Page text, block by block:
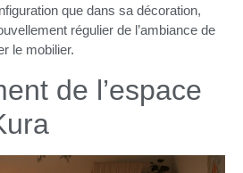
que dans sa décoration,
régulier de l’ambiance de
le mobilier.
de l’espace